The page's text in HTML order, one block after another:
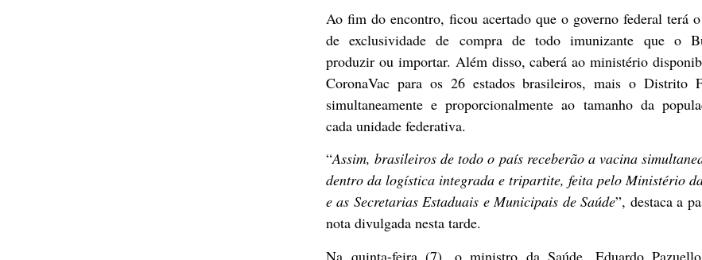
Ao fim do encontro, ficou acertado que o governo federal terá
de exclusividade de compra de todo imunizante que o
produzir ou importar. Além disso, caberá ao ministério
CoronaVac para os 26 estados brasileiros, mais o Distrito
simultaneamente e proporcionalmente ao tamanho da
cada unidade federativa.
“Assim, brasileiros de todo o país receberão a vacina
dentro da logística integrada e tripartite, feita pelo Ministério
e as Secretarias Estaduais e Municipais de Saúde”, destaca a
nota divulgada nesta tarde.
Na quinta-feira (7), o ministro da Saúde, Eduardo